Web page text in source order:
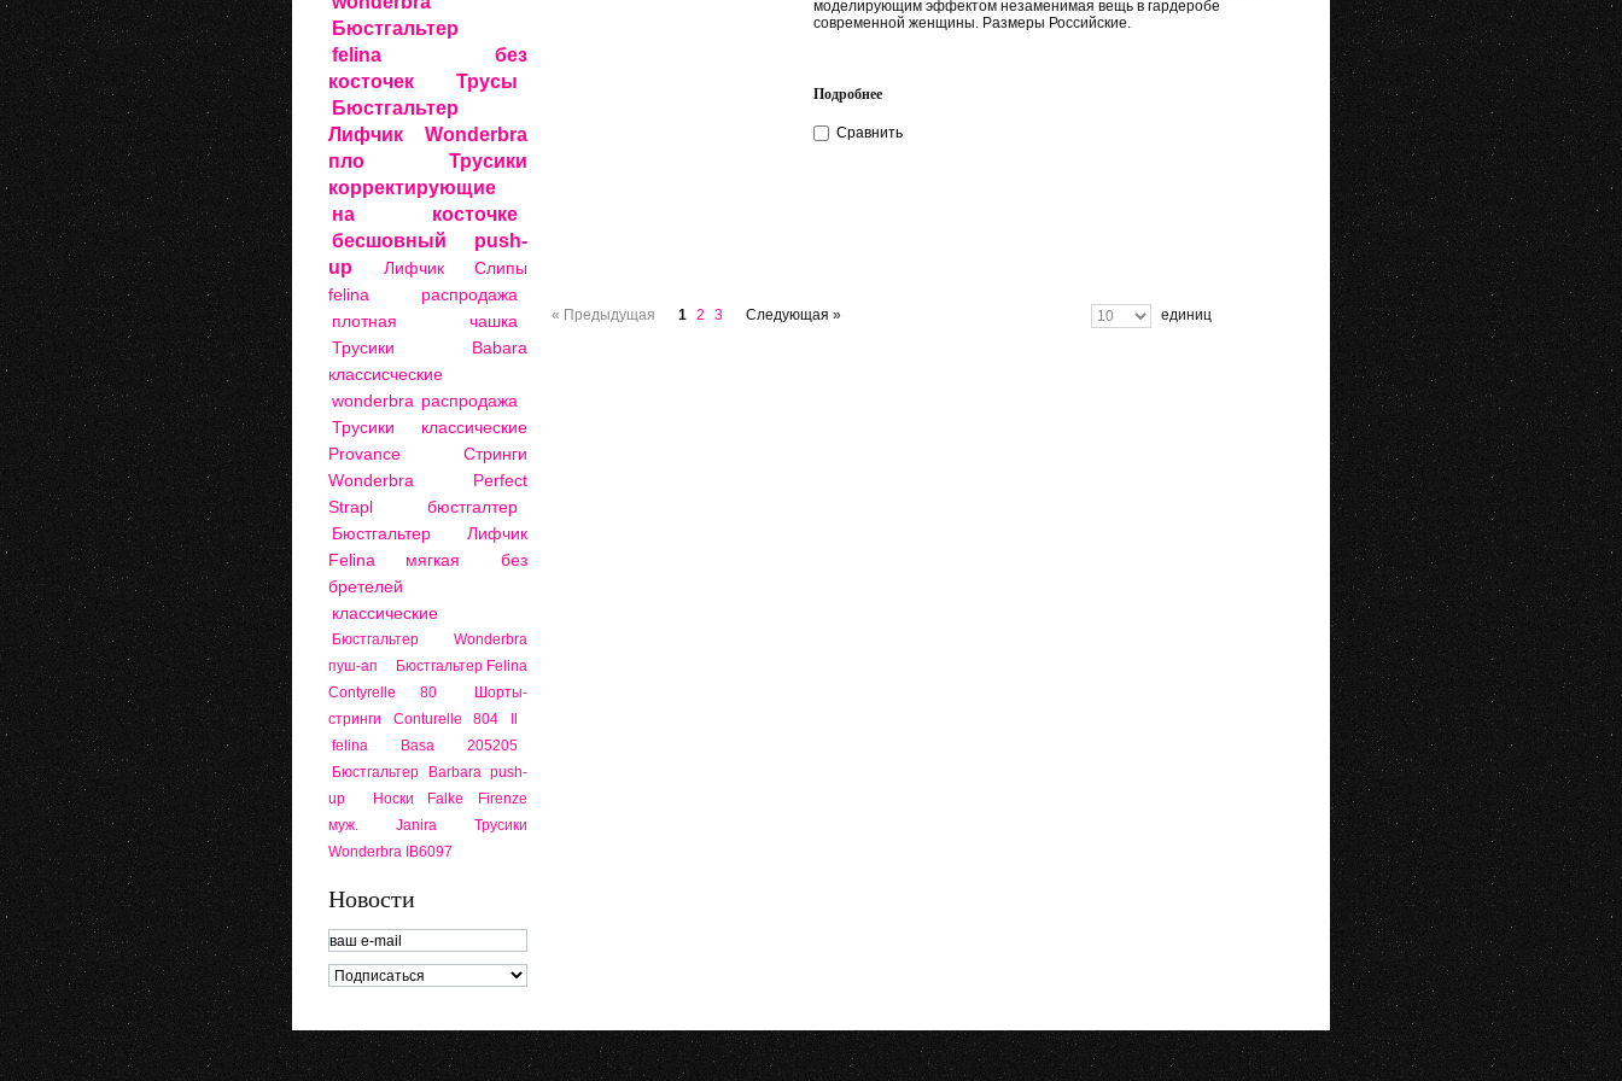
Бюстгальтер
felina
без
косточек
Трусы
Бюстгальтер
Лифчик Wonderbra
пло
Трусики
корректирующие
на косточке
бесшовный
push-
up
Лифчик
Слипы
felina распродажа
плотная чашка
Трусики Babara
классисческие
wonderbra распродажа
Трусики классические
Provance
Стринги
Wonderbra Perfect
Strapl
бюстгалтер
Бюстгальтер Лифчик
Felina мягкая
без
бретелей
классические
Бюстгальтер Wonderbra
пуш-ап
Бюстгальтер Felina
Contyrelle 80
Шорты-
стринги Conturelle 804 Il
felina Basa 205205
Бюстгальтер Barbara push-
up
Носки Falke Firenze
муж.
Janira
Трусики
Wonderbra IB6097
Новости
моделирующим эффектом незаменимая вещь в гардеробе
современной женщины. Размеры Российские.
Подробнее
Сравнить
« Предыдущая 1 2 3 Следующая » единиц